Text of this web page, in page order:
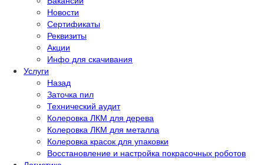
Новости
Сертификаты
Реквизиты
Акции
Инфо для скачивания
Услуги
Назад
Заточка пил
Технический аудит
Колеровка ЛКМ для дерева
Колеровка ЛКМ для металла
Колеровка красок для упаковки
Восстановление и настройка покрасочных роботов